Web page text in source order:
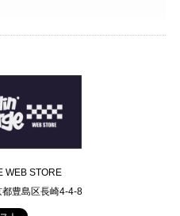
WEB STORE
豊島区長崎4-4-8